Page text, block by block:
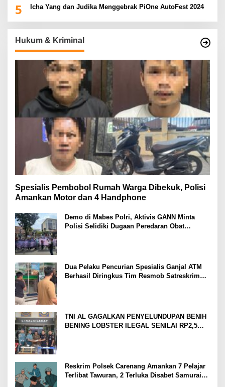
5 Icha Yang dan Judika Menggebrak PiOne AutoFest 2024
Hukum & Kriminal
Spesialis Pembobol Rumah Warga Dibekuk, Polisi
Amankan Motor dan 4 Handphone
Demo di Mabes Polri, Aktivis GANN Minta
Polisi Selidiki Dugaan Peredaran Obat
Dua Pelaku Pencurian Spesialis Ganjal ATM
Berhasil Diringkus Tim Resmob Satreskrim
TNI AL GAGALKAN PENYELUNDUPAN BENIH
BENING LOBSTER ILEGAL SENILAI RP2,5
Reskrim Polsek Carenang Amankan 7 Pelajar
Terlibat Tawuran, 2 Terluka Disabet Samurai